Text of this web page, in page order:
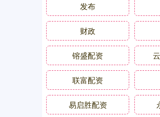
发布
财政
镕盛配资
联富配资
易启胜配资